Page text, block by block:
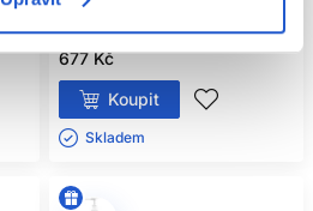
Kosmetické pomůcky
677 Kč
Koupit
Skladem ㅤ